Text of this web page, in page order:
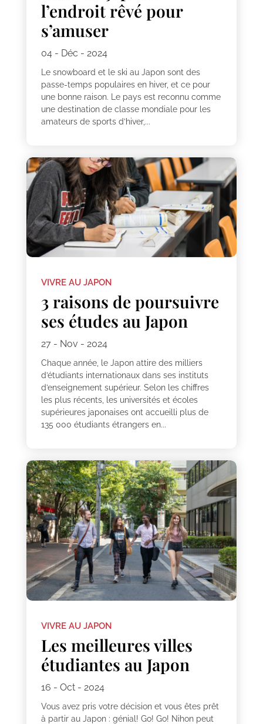
l’endroit rêvé pour
s’amuser
04 - Déc - 2024
Le snowboard et le ski au Japon sont des
passe-temps populaires en hiver, et ce pour
une bonne raison. Le pays est reconnu comme
une destination de classe mondiale pour les
amateurs de sports d’hiver,...
VIVRE AU JAPON
3 raisons de poursuivre
ses études au Japon
27 - Nov - 2024
Chaque année, le Japon attire des milliers
d’étudiants internationaux dans ses instituts
d’enseignement supérieur. Selon les chiffres
les plus récents, les universités et écoles
supérieures japonaises ont accueilli plus de
135 000 étudiants étrangers en...
VIVRE AU JAPON
Les meilleures villes
étudiantes au Japon
16 - Oct - 2024
Vous avez pris votre décision et vous êtes prêt
à partir au Japon : génial! Go! Go! Nihon peut